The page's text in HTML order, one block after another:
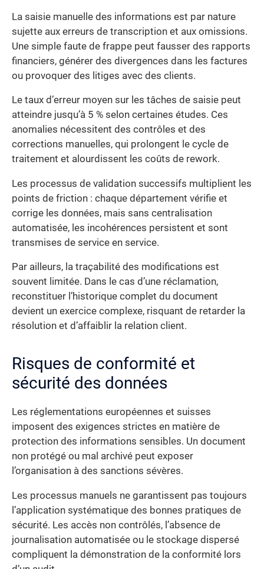
La saisie manuelle des informations est par nature
sujette aux erreurs de transcription et aux omissions.
Une simple faute de frappe peut fausser des rapports
financiers, générer des divergences dans les factures
ou provoquer des litiges avec des clients.
Le taux d’erreur moyen sur les tâches de saisie peut
atteindre jusqu’à 5 % selon certaines études. Ces
anomalies nécessitent des contrôles et des
corrections manuelles, qui prolongent le cycle de
traitement et alourdissent les coûts de rework.
Les processus de validation successifs multiplient les
points de friction : chaque département vérifie et
corrige les données, mais sans centralisation
automatisée, les incohérences persistent et sont
transmises de service en service.
Par ailleurs, la traçabilité des modifications est
souvent limitée. Dans le cas d’une réclamation,
reconstituer l’historique complet du document
devient un exercice complexe, risquant de retarder la
résolution et d’affaiblir la relation client.
Risques de conformité et
sécurité des données
Les réglementations européennes et suisses
imposent des exigences strictes en matière de
protection des informations sensibles. Un document
non protégé ou mal archivé peut exposer
l’organisation à des sanctions sévères.
Les processus manuels ne garantissent pas toujours
l’application systématique des bonnes pratiques de
sécurité. Les accès non contrôlés, l’absence de
journalisation automatisée ou le stockage dispersé
compliquent la démonstration de la conformité lors